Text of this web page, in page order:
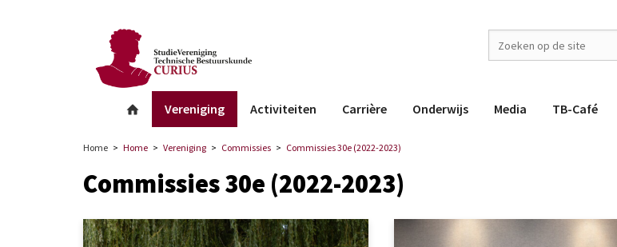
Vereniging Activiteiten Carrière Onderwijs Media TB-Café
whatsapp
Home Home Vereniging Commissies Commissies 30e (2022-2023)
Commissies 30e (2022-2023)